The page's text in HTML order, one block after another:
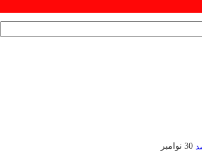
30 نوامبر